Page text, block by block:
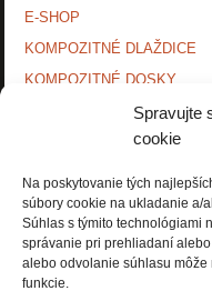
Spravujte
cookie
Na poskytovanie tých
súbory cookie na ukladanie a/
Súhlas s týmito technológiami
správanie pri prehliadaní
alebo odvolanie súhlasu
funkcie.
E-SHOP
KOMPOZITNÉ DLAŽDICE
KOMPOZITNÉ DOSKY.
MONTÁŽNE NÁVODY
OCHRANA OSOBNÝCH
PRÍSLUŠENSTVO.
Zásady používania súborov